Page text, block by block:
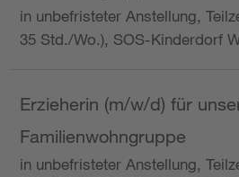
in unbefristeter Anstellung,
35 Std./Wo.), SOS-Kinderdorf
Erzieherin (m/w/d) für
Familienwohngruppe
in unbefristeter Anstellung,